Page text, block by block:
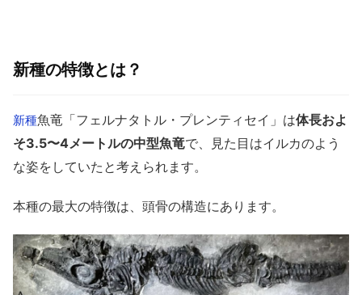
新種の特徴とは？
新種魚竜「フェルナタトル・プレンティセイ」は体長およ
そ3.5〜4メートルの中型魚竜で、見た目はイルカのよう
な姿をしていたと考えられます。
本種の最大の特徴は、頭骨の構造にあります。